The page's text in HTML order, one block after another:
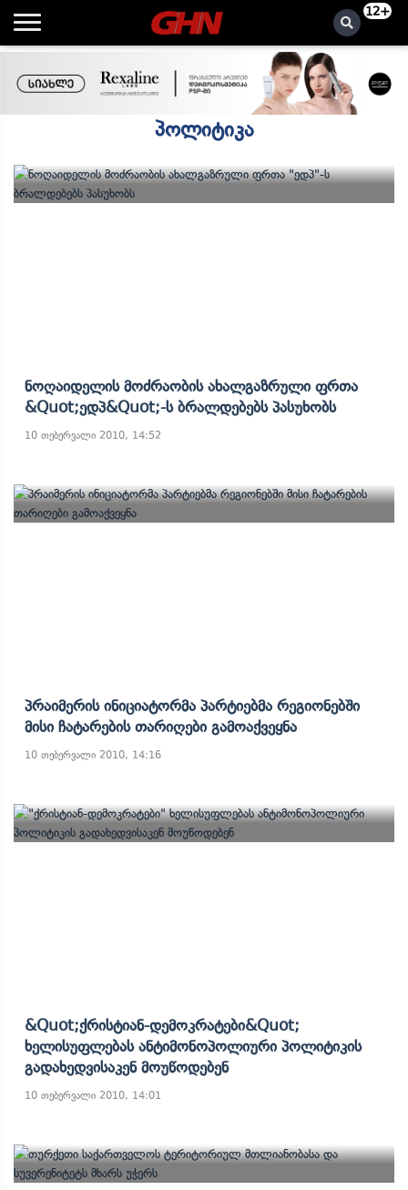
12+
პოლიტიკა
Ნოღაიდელის Მოძრაობის Ახალგაზრული Ფრთა
&quot;ედპ&quot;-Ს Ბრალდებებს Პასუხობს
10 თებერვალი 2010, 14:52
Პრაიმერის Ინიციატორმა Პარტიებმა Რეგიონებში
Მისი Ჩატარების Თარიღები Გამოაქვეყნა
10 თებერვალი 2010, 14:16
&quot;ქრისტიან-Დემოკრატები&quot;
Ხელისუფლებას Ანტიმონოპოლიური Პოლიტიკის
Გადახედვისაკენ Მოუწოდებენ
10 თებერვალი 2010, 14:01